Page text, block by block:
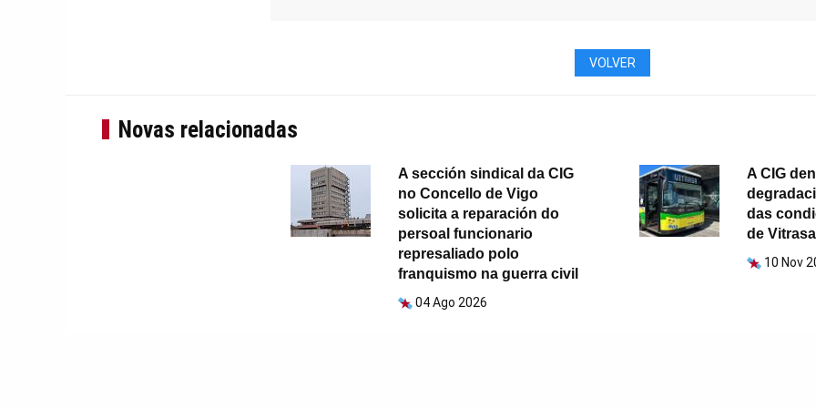
VOLVER
Novas relacionadas
A sección sindical da CIG
no Concello de Vigo
solicita a reparación do
persoal funcionario
represaliado polo
franquismo na guerra civil
04 Ago 2026
A CIG
das
de Vitrasa
10 Nov